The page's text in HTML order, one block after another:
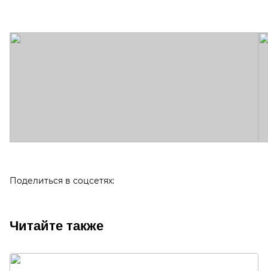
Поделиться в соцсетях:
Читайте также